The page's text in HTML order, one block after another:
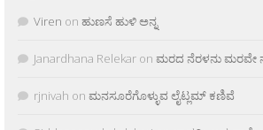
Viren on ಹುಣಸೆ ಹುಳಿ ಅನ್ನ
Janardhana Relekar on ಮರದ ನೆರಳನು ಮರವೇ
rjnivah on ಮನಸೂರೆಗೊಳ್ಳುವ ಲೈಟ್ಲಮ್ ಕಣಿವೆ